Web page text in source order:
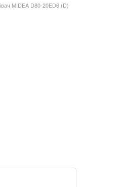
MIDEA D80-20ED6 (D)